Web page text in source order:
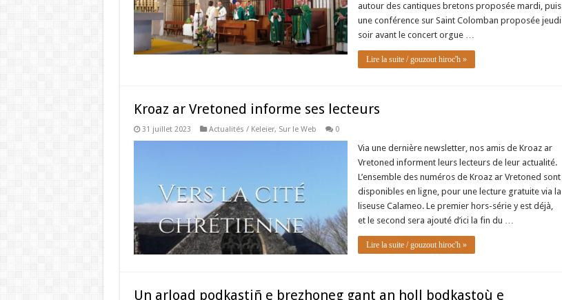
autour des cantiques bretons proposée mardi, puis
une conférence sur Saint Colomban proposée jeudi
soir avant le concert orgue …
Lire la suite / gouzout hiroc'h »
Kroaz ar Vretoned informe ses lecteurs
31 juillet 2023 Actualités / Keleier, Sur le Web 0
Via une dernière newsletter, nos amis de Kroaz ar
Vretoned informent leurs lecteurs de leur actualité.
L’ensemble des numéros de Kroaz ar Vretoned sont
disponibles en ligne, pour une lecture gratuite via la
liseuse Calameo. Le premier hors-série y est déjà,
et le second sera ajouté d’ici la fin du …
Lire la suite / gouzout hiroc'h »
Un arload podkastiñ e brezhoneg gant an holl bodkastoù e